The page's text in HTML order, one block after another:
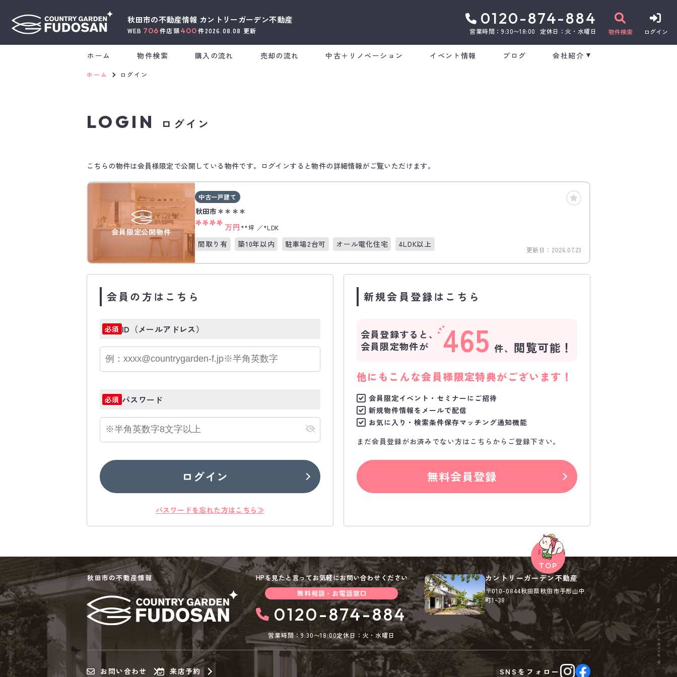
秋田市の不動産情報 カントリーガーデン不動産
WEB 706件店頭400 件2026.08.08 更新
0120-874-884
営業時間：9:30〜18:00 定休日：火・水曜日 物件検索 ログイン
ホーム 物件検索 購入の流れ 売却の流れ 中古＋リノベーション イベント情報 ブログ 会社紹介
ホーム ログイン
LOGIN ログイン
こちらの物件は会員様限定で公開している物件です。ログインすると物件の詳細情報がご覧いただけます。
会員限定公開物件
中古一戸建て
秋田市＊＊＊＊
**** 万円 **坪 *LDK
間取り有 築10年以内 駐車場2台可 オール電化住宅 4LDK以上
更新日： 2026.07.23
会員の方はこちら
必須 ID（メールアドレス）
必須 パスワード
ログイン
パスワードを忘れた方はこちら≫
新規会員登録はこちら
会員登録すると、
会員限定物件が
465 件、 閲覧可能！
他にもこんな会員様限定特典がございます！
会員限定イベント・セミナーにご招待
新規物件情報をメールで配信
お気に入り・検索条件保存マッチング通知機能
まだ会員登録がお済みでない方はこちらからご登録下さい。
無料会員登録
秋田市の不動産情報
HPを見たと言ってお気軽にお問い合わせください
無料相談・お電話窓口
0120-874-884
営業時間：9:30〜18:00定休日：火・水曜日
カントリーガーデン不動産
〒010-0844秋田県秋田市手形山中
町1-38
お問い合わせ 来店予約 SNSを フォロー